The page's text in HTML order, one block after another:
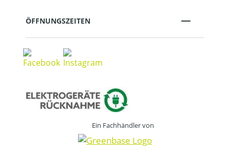
ÖFFNUNGSZEITEN
Ein Fachhändler von